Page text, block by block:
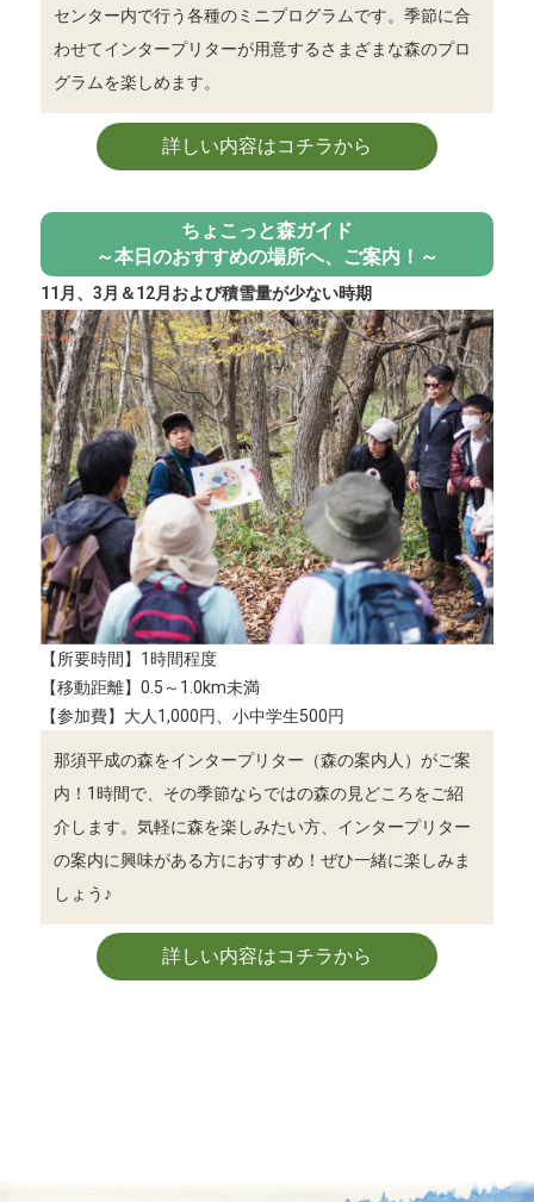
センター内で行う各種のミニプログラムです。季節に合
わせてインタープリターが用意するさまざまな森のプロ
グラムを楽しめます。
詳しい内容はコチラから
ちょこっと森ガイド
～本日のおすすめの場所へ、ご案内！～
11月、3月＆12月および積雪量が少ない時期
【所要時間】1時間程度
【移動距離】0.5～1.0km未満
【参加費】大人1,000円、小中学生500円
那須平成の森をインタープリター（森の案内人）がご案
内！1時間で、その季節ならではの森の見どころをご紹
介します。気軽に森を楽しみたい方、インタープリター
の案内に興味がある方におすすめ！ぜひ一緒に楽しみま
しょう♪
詳しい内容はコチラから